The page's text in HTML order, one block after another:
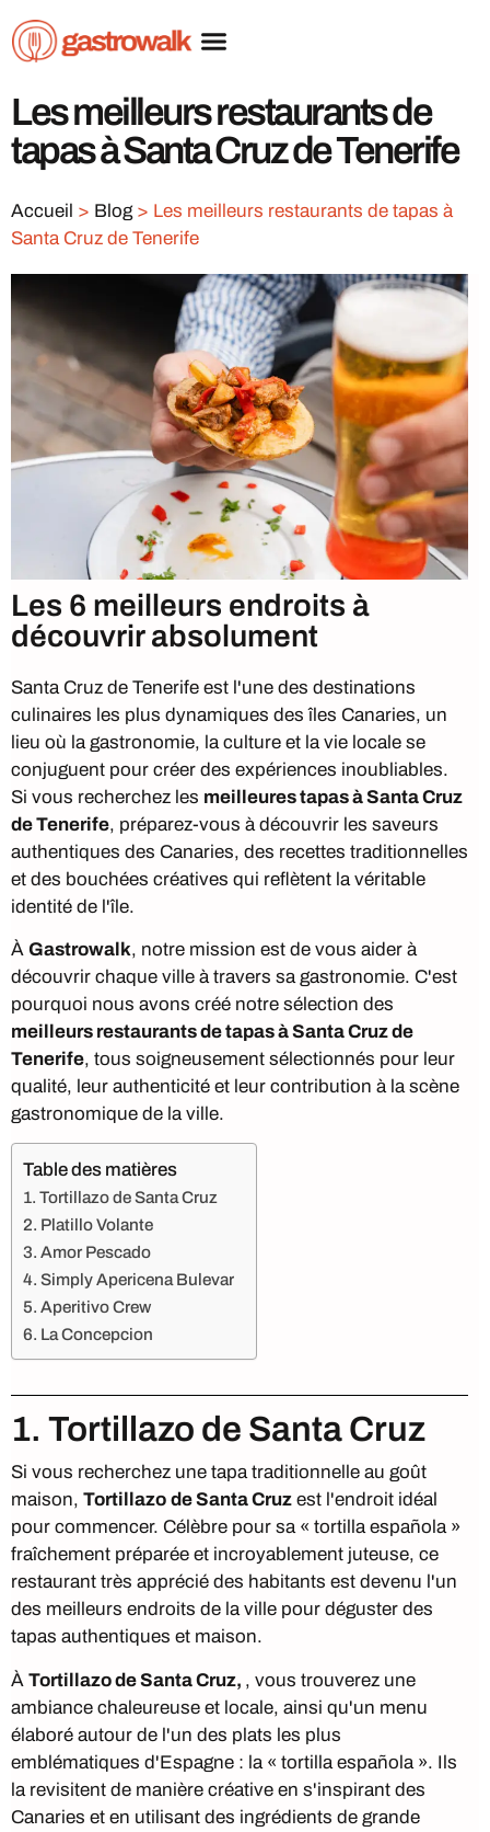
Les meilleurs restaurants de
tapas à Santa Cruz de Tenerife
Accueil > Blog> Les meilleurs restaurants de tapas à
Santa Cruz de Tenerife
Les 6 meilleurs endroits à
découvrir absolument
Santa Cruz de Tenerife est l'une des destinations
culinaires les plus dynamiques des îles Canaries, un
lieu où la gastronomie, la culture et la vie locale se
conjuguent pour créer des expériences inoubliables.
Si vous recherchez les meilleures tapas à Santa Cruz
de Tenerife, préparez-vous à découvrir les saveurs
authentiques des Canaries, des recettes traditionnelles
et des bouchées créatives qui reflètent la véritable
identité de l'île.
À Gastrowalk, notre mission est de vous aider à
découvrir chaque ville à travers sa gastronomie. C'est
pourquoi nous avons créé notre sélection des
meilleurs restaurants de tapas à Santa Cruz de
Tenerife, tous soigneusement sélectionnés pour leur
qualité, leur authenticité et leur contribution à la scène
gastronomique de la ville.
Table des matières
1. Tortillazo de Santa Cruz
2. Platillo Volante
3. Amor Pescado
4. Simply Apericena Bulevar
5. Aperitivo Crew
6. La Concepcion
1. Tortillazo de Santa Cruz
Si vous recherchez une tapa traditionnelle au goût
maison, Tortillazo de Santa Cruz est l'endroit idéal
pour commencer. Célèbre pour sa « tortilla española »
fraîchement préparée et incroyablement juteuse, ce
restaurant très apprécié des habitants est devenu l'un
des meilleurs endroits de la ville pour déguster des
tapas authentiques et maison.
À Tortillazo de Santa Cruz, , vous trouverez une
ambiance chaleureuse et locale, ainsi qu'un menu
élaboré autour de l'un des plats les plus
emblématiques d'Espagne : la « tortilla española ». Ils
la revisitent de manière créative en s'inspirant des
Canaries et en utilisant des ingrédients de grande